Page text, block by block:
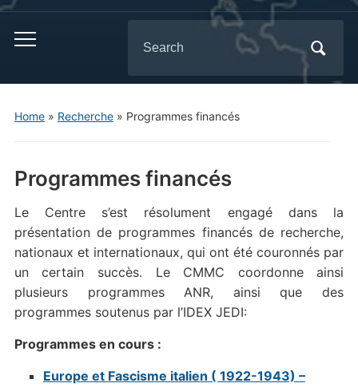
for:
Home» Recherche» Programmes financés
Programmes financés
Le Centre s’est résolument engagé dans la
présentation de programmes financés de recherche,
nationaux et internationaux, qui ont été couronnés par
un certain succès. Le CMMC coordonne ainsi
plusieurs programmes ANR, ainsi que des
programmes soutenus par l’IDEX JEDI:
Programmes en cours :
Europe et Fascisme italien ( 1922-1943) –